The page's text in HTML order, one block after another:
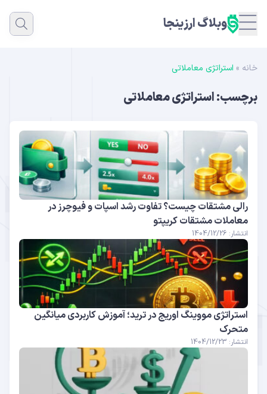
وبلاگ ارزینجا
خانه » استراتژی معاملاتی
برچسب:استراتژی معاملاتی
رالی مشتقات چیست؟ تفاوت رشد اسپات و فیوچرز در
معاملات مشتقات کریپتو
انتشار: 1404/12/26
استراتژی مووینگ اوریج در ترید؛ آموزش کاربردی میانگین
متحرک
انتشار: 1404/12/23